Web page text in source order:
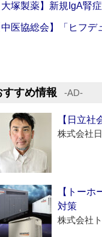
大塚製薬】新規IgA腎
中医協総会】「ヒフ
すすめ情報 ‐AD‐
【日立
株式会社
【トー
対策
株式会社